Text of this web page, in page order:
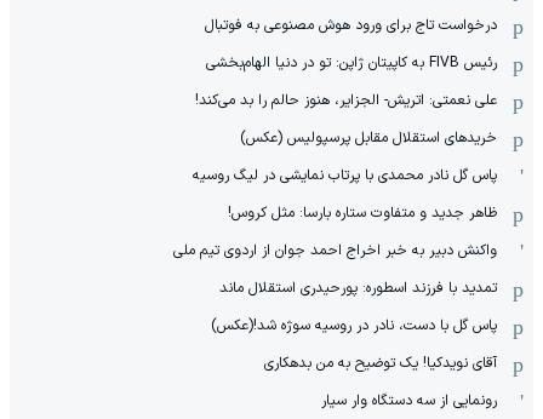
درخواست تاج برای ورود هوش مصنوعی به فوتبال
رئیس FIVB به کاپیتان ژاپن: تو در دنیا الهام‌بخشی
علی نعمتی: اتریش- الجزایر، هنوز حالم را بد می‌کند!
خریدهای استقلال مقابل پرسپولیس (عکس)
پاس گل نادر محمدی با پرتاب نمایشی در لیگ روسیه
ظاهر جدید و متفاوت ستاره بارسا: مثل کروس!
واکنش دبیر به خبر اخراج احمد جوان از اردوی تیم ملی
تمدید با فرزند اسطوره: پورحیدری استقلال ماند
پاس گل با دست، نادر در روسیه سوژه شد!(عکس)
آقای نویدکیا! یک توضیح به من بدهکاری
رونمایی از سه دستگاه وار سیار